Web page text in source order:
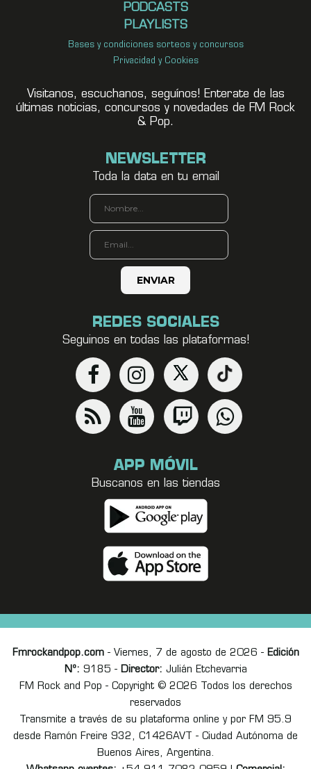
PODCASTS
PLAYLISTS
Bases y condiciones sorteos y concursos
Privacidad y Cookies
Visitanos, escuchanos, seguínos! Enterate de las
últimas noticias, concursos y novedades de FM Rock
& Pop.
NEWSLETTER
Toda la data en tu email
REDES SOCIALES
Seguinos en todas las plataformas!
APP MÓVIL
Buscanos en las tiendas
Fmrockandpop.com- Viernes, 7 de agosto de 2026 - Edición
Nº: 9185 - Director: Julián Etchevarria
FM Rock and Pop - Copyright © 2026 Todos los derechos
reservados
Transmite a través de su plataforma online y por FM 95.9
desde Ramón Freire 932, C1426AVT - Ciudad Autónoma de
Buenos Aires, Argentina.